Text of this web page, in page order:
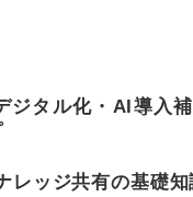
ジタル化・AI導入
レッジ共有の基礎